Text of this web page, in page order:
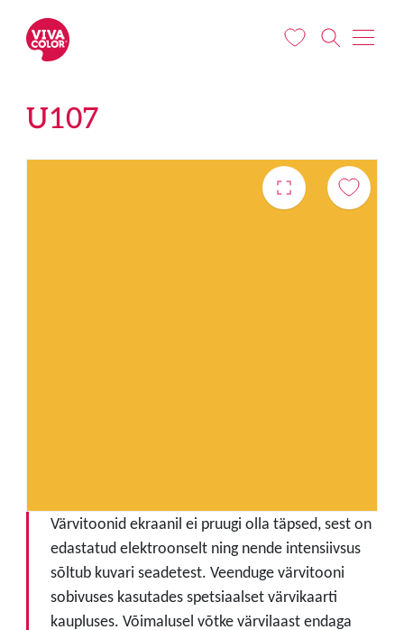
U107
Värvitoonid ekraanil ei pruugi olla täpsed, sest on
edastatud elektroonselt ning nende intensiivsus
sõltub kuvari seadetest. Veenduge värvitooni
sobivuses kasutades spetsiaalset värvikaarti
kaupluses. Võimalusel võtke värvilaast endaga